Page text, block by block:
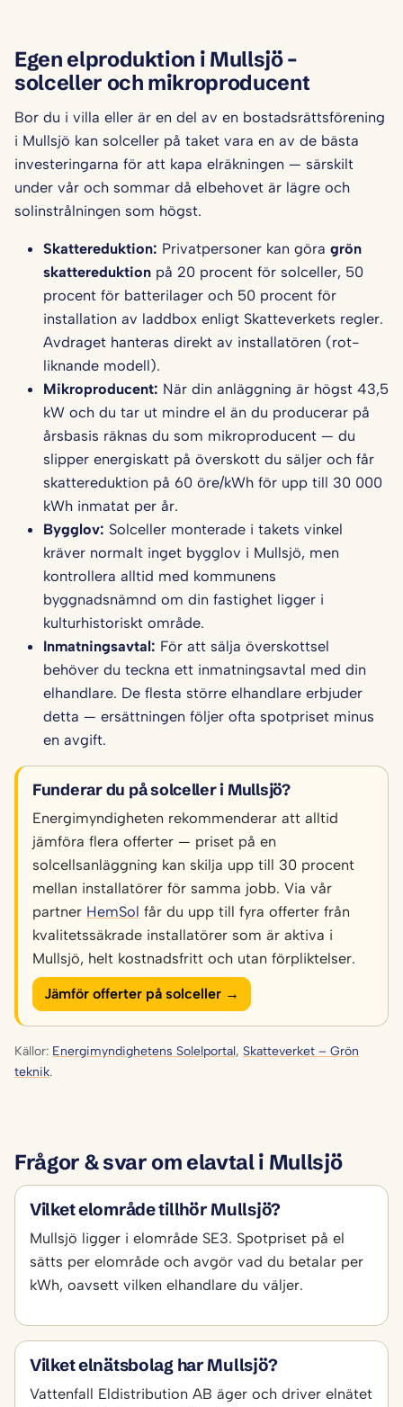
Egen elproduktion i Mullsjö –
solceller och mikroproducent
Bor du i villa eller är en del av en bostadsrättsförening
i Mullsjö kan solceller på taket vara en av de bästa
investeringarna för att kapa elräkningen — särskilt
under vår och sommar då elbehovet är lägre och
solinstrålningen som högst.
Skattereduktion: Privatpersoner kan göra grön
skattereduktion på 20 procent för solceller, 50
procent för batterilager och 50 procent för
installation av laddbox enligt Skatteverkets regler.
Avdraget hanteras direkt av installatören (rot-
liknande modell).
Mikroproducent: När din anläggning är högst 43,5
kW och du tar ut mindre el än du producerar på
årsbasis räknas du som mikroproducent — du
slipper energiskatt på överskott du säljer och får
skattereduktion på 60 öre/kWh för upp till 30 000
kWh inmatat per år.
Bygglov: Solceller monterade i takets vinkel
kräver normalt inget bygglov i Mullsjö, men
kontrollera alltid med kommunens
byggnadsnämnd om din fastighet ligger i
kulturhistoriskt område.
Inmatningsavtal: För att sälja överskottsel
behöver du teckna ett inmatningsavtal med din
elhandlare. De flesta större elhandlare erbjuder
detta — ersättningen följer ofta spotpriset minus
en avgift.
Funderar du på solceller i Mullsjö?
Energimyndigheten rekommenderar att alltid
jämföra flera offerter — priset på en
solcellsanläggning kan skilja upp till 30 procent
mellan installatörer för samma jobb. Via vår
partner HemSol får du upp till fyra offerter från
kvalitetssäkrade installatörer som är aktiva i
Mullsjö, helt kostnadsfritt och utan förpliktelser.
Jämför offerter på solceller →
Källor: Energimyndighetens Solelportal, Skatteverket – Grön
teknik.
Frågor & svar om elavtal i Mullsjö
Vilket elområde tillhör Mullsjö?
Mullsjö ligger i elområde SE3. Spotpriset på el
sätts per elområde och avgör vad du betalar per
kWh, oavsett vilken elhandlare du väljer.
Vilket elnätsbolag har Mullsjö?
Vattenfall Eldistribution AB äger och driver elnätet